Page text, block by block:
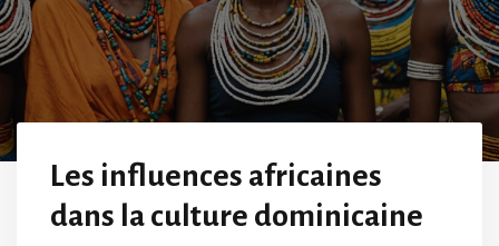
Les influences africaines
dans la culture dominicaine